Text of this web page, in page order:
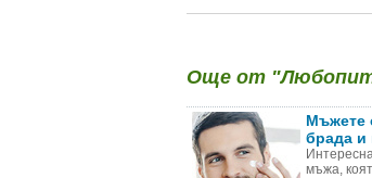
Още от
Мъжете
брада и
мъжа,